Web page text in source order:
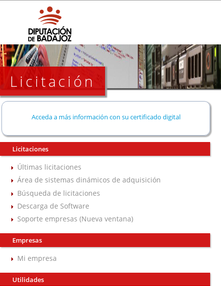
Licitación
Acceda a más información con su certificado digital
Licitaciones
Últimas licitaciones
Área de sistemas dinámicos de adquisición
Búsqueda de licitaciones
Descarga de Software
Soporte empresas (Nueva ventana)
Empresas
Mi empresa
Utilidades